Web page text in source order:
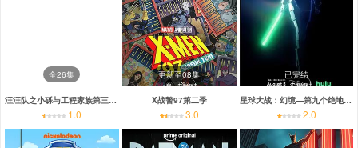
全26集
汪汪队之小砾与工程家族第三季国语
1.0
更新至08集
X战警97第二季
3.0
已完结
星球大战：幻境—第九个绝地武士
2.0